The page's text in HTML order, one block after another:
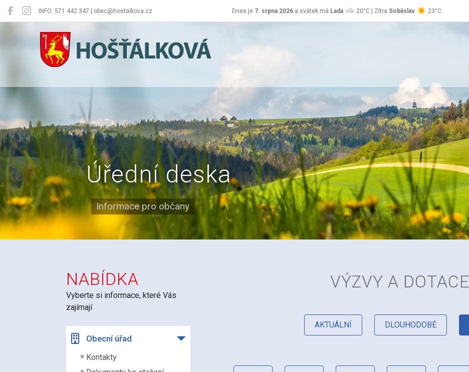
INFO: 571 442 347 | obec@hostalkova.cz Dnes je 7. srpna 2026 a svátek má Lada 20°C | Zítra Soběslav 23°C
Hošťálková
Úřední deska
Informace pro občany
NABÍDKA
Vyberte si informace, které Vás
zajímají
Obecní úřad
Kontakty
VÝZVY A DOTACE
AKTUÁLNÍ DLOUHODOBÉ